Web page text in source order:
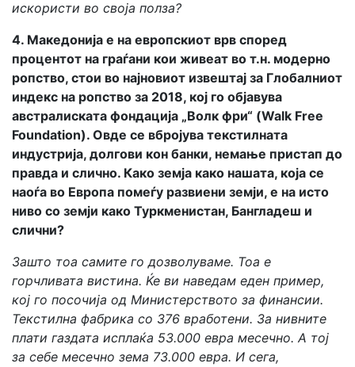
искористи во своја полза?
4. Македонија е на европскиот врв според
процентот на граѓани кои живеат во т.н. модерно
ропство, стои во најновиот извештај за Глобалниот
индекс на ропство за 2018, кој го објавува
австралиската фондација „Волк фри“ (Walk Free
Foundation). Овде се вбројува текстилната
индустрија, долгови кон банки, немање пристап до
правда и слично. Како земја како нашата, која се
наоѓа во Европа помеѓу развиени земји, е на исто
ниво со земји како Туркменистан, Бангладеш и
слични?
Зашто тоа самите го дозволуваме. Тоа е
горчливата вистина. Ќе ви наведам еден пример,
кој го посочија од Министерството за финансии.
Текстилна фабрика со 376 вработени. За нивните
плати газдата исплаќа 53.000 евра месечно. А тој
за себе месечно зема 73.000 евра. И сега,